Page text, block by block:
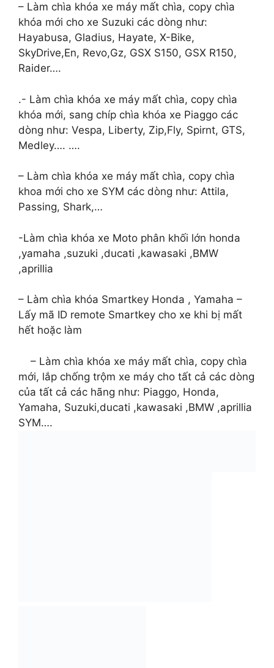
– Làm chìa khóa xe máy mất chìa, copy chìa
khóa mới cho xe Suzuki các dòng như:
Hayabusa, Gladius, Hayate, X-Bike,
SkyDrive,En, Revo,Gz, GSX S150, GSX R150,
Raider….
.- Làm chìa khóa xe máy mất chìa, copy chìa
khóa mới, sang chíp chìa khóa xe Piaggo các
dòng như: Vespa, Liberty, Zip,Fly, Spirnt, GTS,
Medley…. ….
– Làm chìa khóa xe máy mất chìa, copy chìa
khoa mới cho xe SYM các dòng như: Attila,
Passing, Shark,…
-Làm chìa khóa xe Moto phân khối lớn honda
,yamaha ,suzuki ,ducati ,kawasaki ,BMW
,aprillia
– Làm chìa khóa Smartkey Honda , Yamaha –
Lấy mã ID remote Smartkey cho xe khi bị mất
hết hoặc làm
– Làm chìa khóa xe máy mất chìa, copy chìa
mới, lắp chống trộm xe máy cho tất cả các dòng
của tất cả các hãng như: Piaggo, Honda,
Yamaha, Suzuki,ducati ,kawasaki ,BMW ,aprillia
SYM….